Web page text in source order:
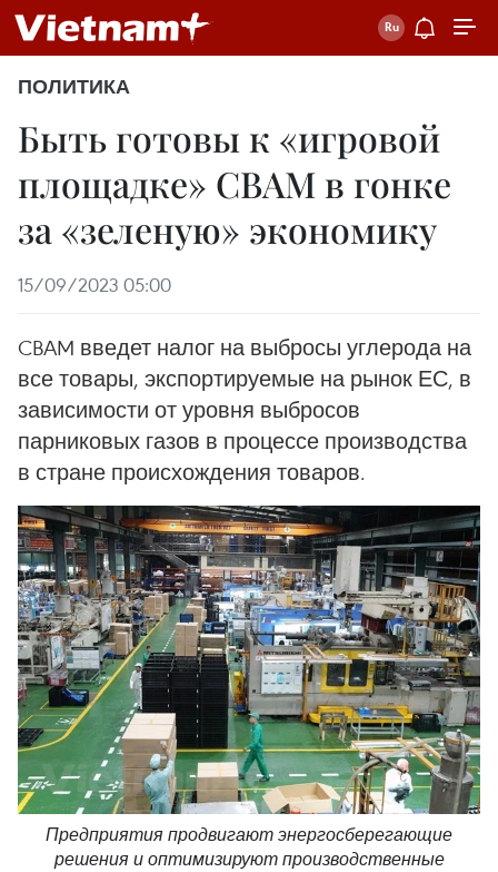
ПОЛИТИКА
Быть готовы к «игровой
площадке» CBAM в гонке
за «зеленую» экономику
15/09/2023 05:00
CBAM введет налог на выбросы углерода на
все товары, экспортируемые на рынок ЕС, в
зависимости от уровня выбросов
парниковых газов в процессе производства
в стране происхождения товаров.
Предприятия продвигают энергосберегающие
решения и оптимизируют производственные